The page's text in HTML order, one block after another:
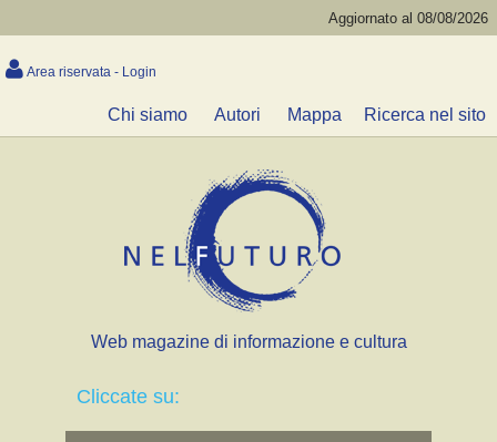
Aggiornato al 08/08/2026
Area riservata - Login
Chi siamo Autori Mappa Ricerca nel sito
Web magazine di informazione e cultura
Cliccate su: